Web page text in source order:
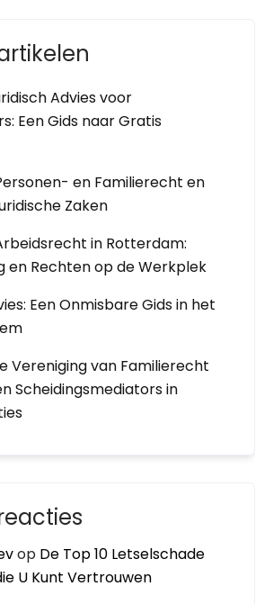
Advies voor
Een Gids naar Gratis
en Familierecht en
Zaken
in Rotterdam:
en Rechten op de Werkplek
Een Onmisbare Gids in het
Vereniging van Familierecht
Scheidingsmediators in
op De Top 10 Letselschade
U Kunt Vertrouwen